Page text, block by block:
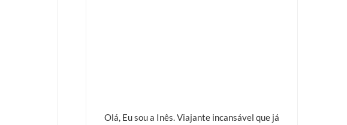
Olá, Eu sou a Inês. Viajante incansável que já